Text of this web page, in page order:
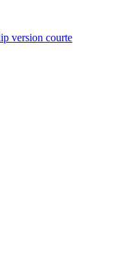
version courte